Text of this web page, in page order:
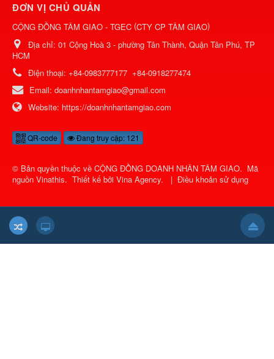
ĐƠN VỊ CHỦ QUẢN
CỘNG ĐỒNG TÂM GIAO - TGEC (CTY CP TÂM GIAO)
Địa chỉ: 01 Cộng Hoà 3 - phường Tân Thành, Quận Tân Phú, TP
HCM
Điện thoại: +84-0983777177 +84-0918277474
Email: doanhnhantamgiao@gmail.com
Website: https://doanhnhantamgiao.com
QR-code Đang truy cập: 121
© Bản quyền thuộc về CỘNG ĐỒNG DOANH NHÂN TÂM GIAO. Mã
nguồn Vinathis. Thiết kế bởi Vina Agency. | Điều khoản sử dụng